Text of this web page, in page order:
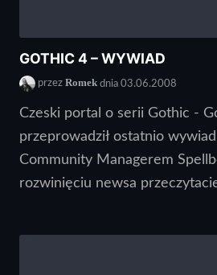
GOTHIC 4 – WYWIAD
przez Romek dnia 03.06.2008
Czeski portal o serii Gothic -
przeprowadził ostatnio
Community Managerem
rozwinięciu newsa